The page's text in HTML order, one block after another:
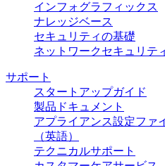
インフォグラフィックス
ナレッジベース
セキュリティの基礎
ネットワークセキュリテ
サポート
スタートアップガイド
製品ドキュメント
アプライアンス設定ファ
（英語）
テクニカルサポート